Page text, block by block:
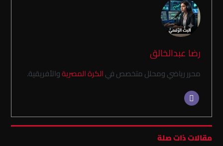
رضا عبدالخالق
محرر رياضي ومحلل متخصص فيالكرة المصريةوالأفريقية.
مقالات ذات صلة